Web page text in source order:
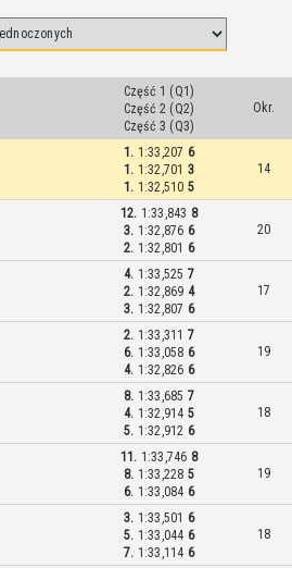
Część 1 (Q1)
Część 2 (Q2)
Część 3 (Q3)
Okr.
1. 1:33,207 6
1. 1:32,701 3
1. 1:32,510 5
14
12. 1:33,843 8
3. 1:32,876 6
2. 1:32,801 6
20
4. 1:33,525 7
2. 1:32,869 4
3. 1:32,807 6
17
2. 1:33,311 7
6. 1:33,058 6
4. 1:32,826 6
19
8. 1:33,685 7
4. 1:32,914 5
5. 1:32,912 6
18
11. 1:33,746 8
8. 1:33,228 5
6. 1:33,084 6
19
3. 1:33,501 6
5. 1:33,044 6
7. 1:33,114 6
18